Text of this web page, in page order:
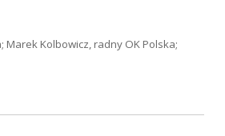
Marek Kolbowicz, radny OK Polska;